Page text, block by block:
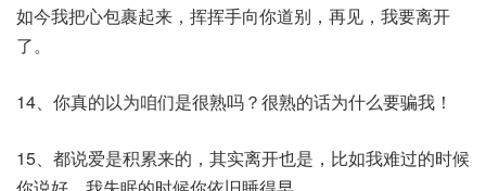
如今我把心包裹起来，挥挥手向你道别，再见，我要离开
了。
14、你真的以为咱们是很熟吗？很熟的话为什么要骗我！
15、都说爱是积累来的，其实离开也是，比如我难过的时候